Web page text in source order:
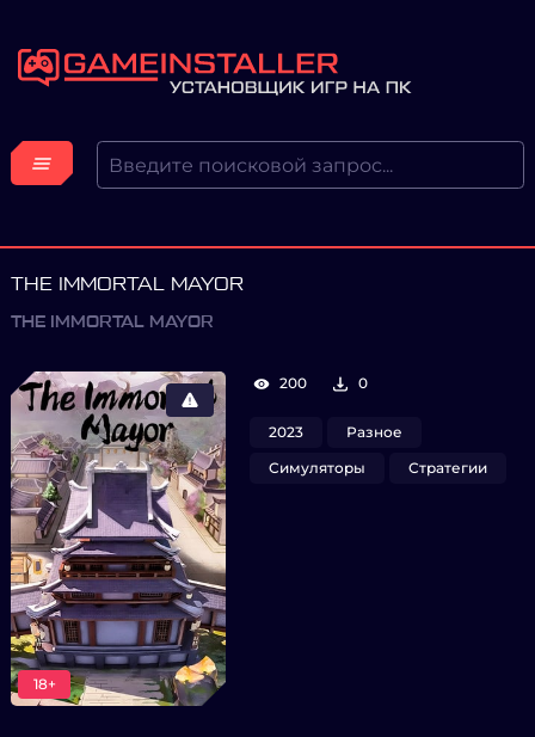
THE IMMORTAL MAYOR
THE IMMORTAL MAYOR
18+
200 0
2023
Разное
Симуляторы
Стратегии